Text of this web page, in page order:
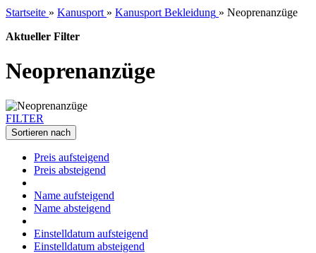
Startseite » Kanusport » Kanusport Bekleidung » Neoprenanzüge
Aktueller Filter
Neoprenanzüge
FILTER
Sortieren nach
Preis aufsteigend
Preis absteigend
Name aufsteigend
Name absteigend
Einstelldatum aufsteigend
Einstelldatum absteigend